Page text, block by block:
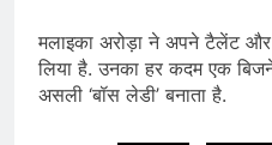
मलाइका अरोड़ा ने अपने टैलेंट
लिया है. उनका हर कदम एक
असली ‘बॉस लेडी’ बनाता है.